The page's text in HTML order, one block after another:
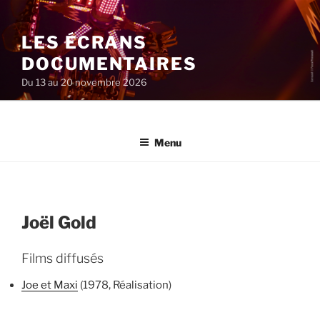
au
contenu
principal
LES ÉCRANS
DOCUMENTAIRES
Du 13 au 20 novembre 2026
Menu
Joël Gold
Films diffusés
Joe et Maxi (1978, Réalisation)